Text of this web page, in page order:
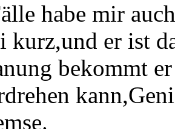
habe mir
kurz,und er ist
bekommt